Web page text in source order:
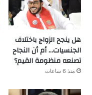
هل ينجح الزواج باختلاف
الجنسيات… أم أن النجاح
تصنعه منظومة القيم؟
منذ 6 ساعات